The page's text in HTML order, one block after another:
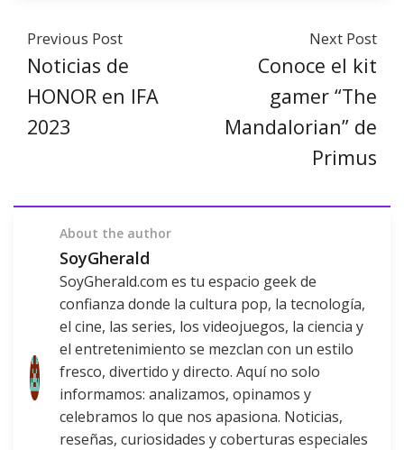
Previous Post
Noticias de
HONOR en IFA
2023
Next Post
Conoce el kit
gamer “The
Mandalorian” de
Primus
About the author
SoyGherald
SoyGherald.com es tu espacio geek de
confianza donde la cultura pop, la tecnología,
el cine, las series, los videojuegos, la ciencia y
el entretenimiento se mezclan con un estilo
fresco, divertido y directo. Aquí no solo
informamos: analizamos, opinamos y
celebramos lo que nos apasiona. Noticias,
reseñas, curiosidades y coberturas especiales